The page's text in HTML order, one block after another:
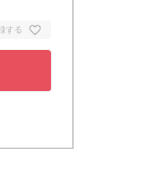
する